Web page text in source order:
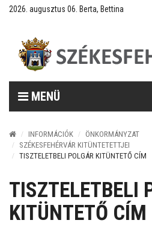
2026. augusztus 06. Berta, Bettina
MENÜ
INFORMÁCIÓK
ÖNKORMÁNYZAT
SZÉKESFEHÉRVÁR KITÜNTETETTJEI
TISZTELETBELI POLGÁR KITÜNTETŐ CÍM
TISZTELETBELI
KITÜNTETŐ CÍM